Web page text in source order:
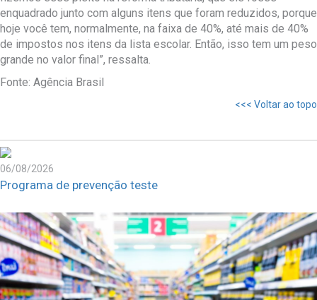
enquadrado junto com alguns itens que foram reduzidos, porque
hoje você tem, normalmente, na faixa de 40%, até mais de 40%
de impostos nos itens da lista escolar. Então, isso tem um peso
grande no valor final”, ressalta.
Fonte: Agência Brasil
<<< Voltar ao topo
06/08/2026
Programa de prevenção teste